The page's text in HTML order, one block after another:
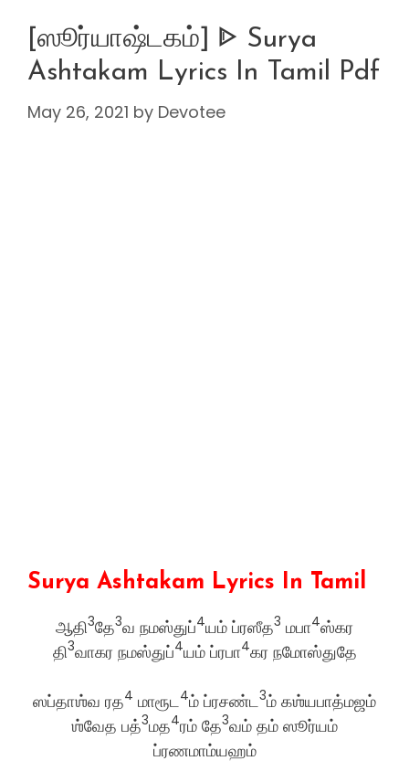
[ஸூர்யாஷ்டகம்] ᐈ Surya
Ashtakam Lyrics In Tamil Pdf
May 26, 2021 by Devotee
Surya Ashtakam Lyrics In Tamil
ஆதி3தே3வ நமஸ்துப்4யம் ப்ரஸீத3 மபா4ஸ்கர
தி3வாகர நமஸ்துப்4யம் ப்ரபா4கர நமோஸ்துதே
ஸப்தாஶ்வ ரத4 மாரூட4ம் ப்ரசண்ட3ம் கஶ்யபாத்மஜம்
ஶ்வேத பத்3மத4ரம் தே3வம் தம் ஸூர்யம்
ப்ரணமாம்யஹம்